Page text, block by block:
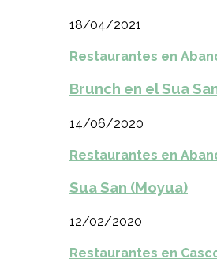
18/04/2021
Restaurantes en
Brunch en el Sua
14/06/2020
Restaurantes en
Sua San (Moyua)
12/02/2020
Restaurantes en